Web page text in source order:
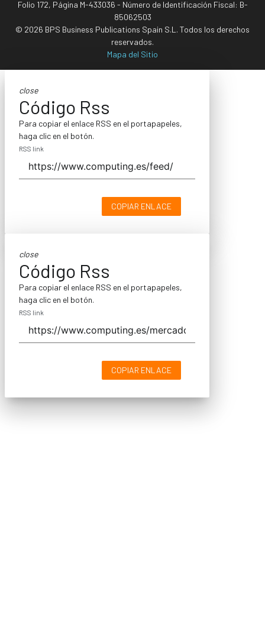
Folio 172, Página M-433036 - Número de Identificación Fiscal: B-
85062503
© 2026 BPS Business Publications Spain S.L. Todos los derechos
reservados.
Mapa del Sitio
close
Código Rss
Para copiar el enlace RSS en el portapapeles,
haga clic en el botón.
RSS link
COPIAR ENLACE
close
Código Rss
Para copiar el enlace RSS en el portapapeles,
haga clic en el botón.
RSS link
COPIAR ENLACE